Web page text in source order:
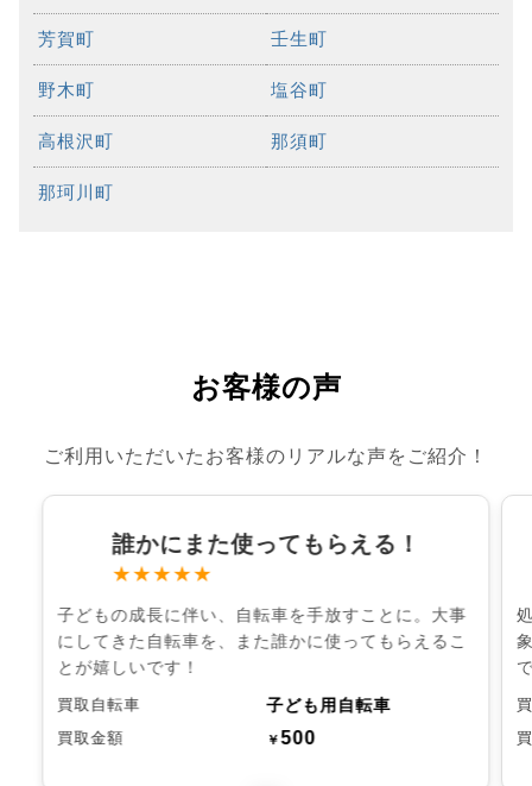
芳賀町 壬生町
野木町 塩谷町
高根沢町 那須町
那珂川町
お客様の声
ご利用いただいたお客様のリアルな声をご紹介！
誰かにまた使ってもらえる！
★★★★★
子どもの成長に伴い、自転車を手放すことに。大事
にしてきた自転車を、また誰かに使ってもらえるこ
とが嬉しいです！
買取自転車 子ども用自転車
買取金額 ￥500